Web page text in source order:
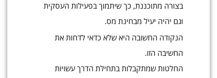
בצורה מתוכננת, כך שיתמוך בפעילות העסקית
וגם יהיה יעיל מבחינת מס.
הנקודה החשובה היא שלא כדאי לדחות את
החשיבה הזו.
החלטות שמתקבלות בתחילת הדרך עשויות